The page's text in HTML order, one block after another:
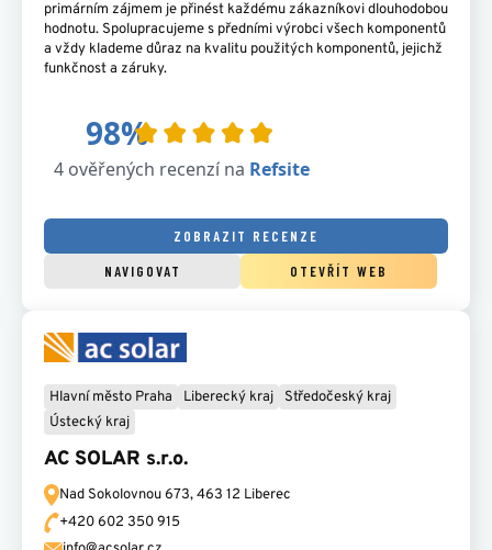
primárním zájmem je přinést každému zákazníkovi dlouhodobou
hodnotu. Spolupracujeme s předními výrobci všech komponentů
a vždy klademe důraz na kvalitu použitých komponentů, jejichž
funkčnost a záruky.
ZOBRAZIT RECENZE
NAVIGOVAT
OTEVŘÍT WEB
Hlavní město Praha Liberecký kraj
Středočeský kraj
Ústecký kraj
AC SOLAR s.r.o.
Nad Sokolovnou 673,463 12 Liberec
+420 602 350 915